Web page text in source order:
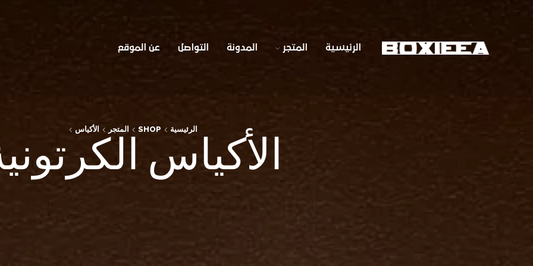
الرئيسية المتجر المدونة التواصل عن الموقع
الرئيسية SHOP المتجر الأكياس
الأكياس